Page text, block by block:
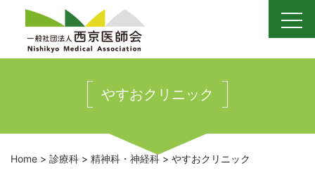
content
やすおクリニック
Home > 診療科 > 精神科・神経科 > やすおクリニック